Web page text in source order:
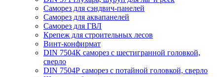
Саморез для сэндвич-панелей
Саморез для аквапанелей
Саморез для ГВЛ
Крепеж для строительных лесов
Винт-конфирмат
DIN 7504К саморез с шестигранной головкой,
сверло
DIN 7504Р саморез с потайной головкой, сверло